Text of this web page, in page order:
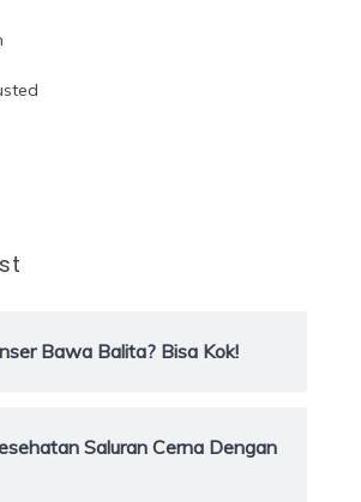
Bawa Balita? Bisa Kok!
Saluran Cerna Dengan